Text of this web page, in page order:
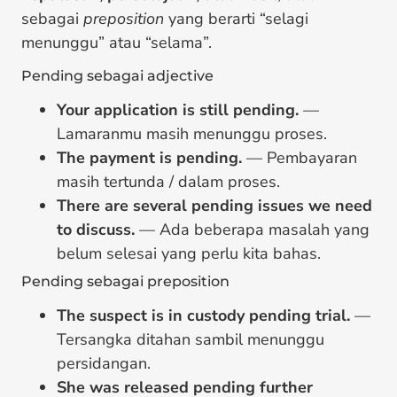
sebagai preposition yang berarti “selagi
menunggu” atau “selama”.
Pending sebagai adjective
Your application is still pending. —
Lamaranmu masih menunggu proses.
The payment is pending. — Pembayaran
masih tertunda / dalam proses.
There are several pending issues we need
to discuss. — Ada beberapa masalah yang
belum selesai yang perlu kita bahas.
Pending sebagai preposition
The suspect is in custody pending trial. —
Tersangka ditahan sambil menunggu
persidangan.
She was released pending further